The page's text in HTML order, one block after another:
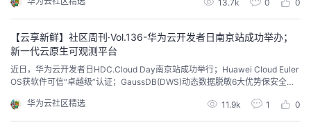
询优化技术...
13.7k 0 0
【云享新鲜】社区周刊·Vol.136-华为云开发者日南京站成功举办；
新一代云原生可观测平台
近日，华为云开发者日HDC.Cloud Day南京站成功举行；Huawei Cloud Euler
OS获软件可信“卓越级”认证；GaussDB(DWS)动态数据脱敏6大优势保安全；
例... 华为云社区精选 11.9k 1 0